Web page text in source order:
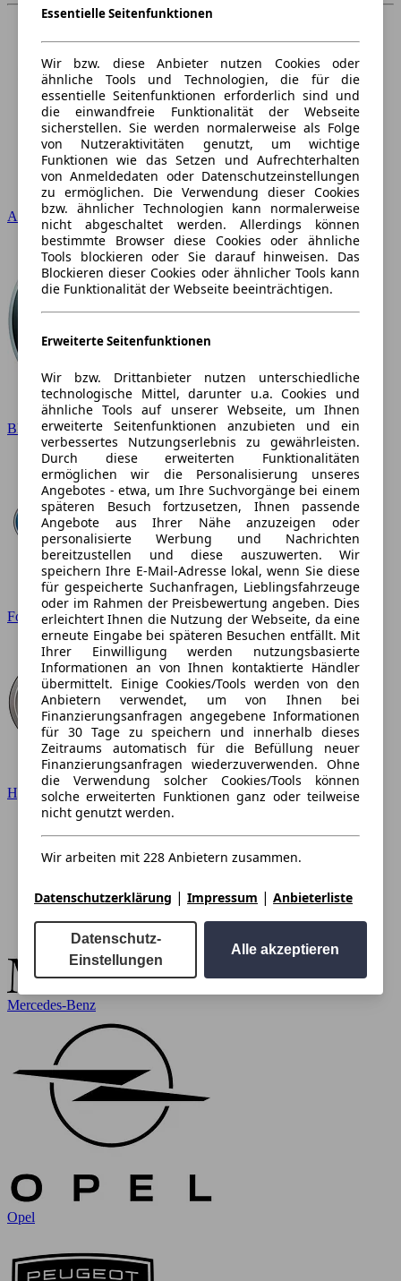
Audi
BMW
Ford
Hyundai
Mercedes-Benz
Opel
Essentielle Seitenfunktionen
Wir bzw. diese Anbieter nutzen Cookies oder
ähnliche Tools und Technologien, die für die
essentielle Seitenfunktionen erforderlich sind und
die einwandfreie Funktionalität der Webseite
sicherstellen. Sie werden normalerweise als Folge
von Nutzeraktivitäten genutzt, um wichtige
Funktionen wie das Setzen und Aufrechterhalten
von Anmeldedaten oder Datenschutzeinstellungen
zu ermöglichen. Die Verwendung dieser Cookies
bzw. ähnlicher Technologien kann normalerweise
nicht abgeschaltet werden. Allerdings können
bestimmte Browser diese Cookies oder ähnliche
Tools blockieren oder Sie darauf hinweisen. Das
Blockieren dieser Cookies oder ähnlicher Tools kann
die Funktionalität der Webseite beeinträchtigen.
Erweiterte Seitenfunktionen
Wir bzw. Drittanbieter nutzen unterschiedliche
technologische Mittel, darunter u.a. Cookies und
ähnliche Tools auf unserer Webseite, um Ihnen
erweiterte Seitenfunktionen anzubieten und ein
verbessertes Nutzungserlebnis zu gewährleisten.
Durch diese erweiterten Funktionalitäten
ermöglichen wir die Personalisierung unseres
Angebotes - etwa, um Ihre Suchvorgänge bei einem
späteren Besuch fortzusetzen, Ihnen passende
Angebote aus Ihrer Nähe anzuzeigen oder
personalisierte Werbung und Nachrichten
bereitzustellen und diese auszuwerten. Wir
speichern Ihre E-Mail-Adresse lokal, wenn Sie diese
für gespeicherte Suchanfragen, Lieblingsfahrzeuge
oder im Rahmen der Preisbewertung angeben. Dies
erleichtert Ihnen die Nutzung der Webseite, da eine
erneute Eingabe bei späteren Besuchen entfällt. Mit
Ihrer Einwilligung werden nutzungsbasierte
Informationen an von Ihnen kontaktierte Händler
übermittelt. Einige Cookies/Tools werden von den
Anbietern verwendet, um von Ihnen bei
Finanzierungsanfragen angegebene Informationen
für 30 Tage zu speichern und innerhalb dieses
Zeitraums automatisch für die Befüllung neuer
Finanzierungsanfragen wiederzuverwenden. Ohne
die Verwendung solcher Cookies/Tools können
solche erweiterten Funktionen ganz oder teilweise
nicht genutzt werden.
Wir arbeiten mit 228 Anbietern zusammen.
Datenschutzerklärung | Impressum | Anbieterliste
Datenschutz-
Einstellungen
Alle akzeptieren